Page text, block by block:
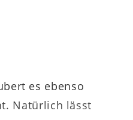
es ebenso
Natürlich lässt